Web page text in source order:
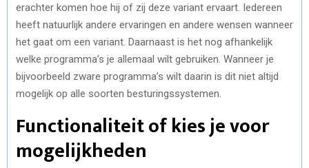
erachter komen hoe hij of zij deze variant ervaart. Iedereen
heeft natuurlijk andere ervaringen en andere wensen wanneer
het gaat om een variant. Daarnaast is het nog afhankelijk
welke programma’s je allemaal wilt gebruiken. Wanneer je
bijvoorbeeld zware programma’s wilt daarin is dit niet altijd
mogelijk op alle soorten besturingssystemen.
Functionaliteit of kies je voor
mogelijkheden